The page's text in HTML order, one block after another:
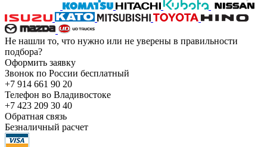
Не нашли то, что нужно или не уверены в правильности
подбора?
Оформить заявку
Звонок по России бесплатный
+7 914 661 90 20
Телефон во Владивостоке
+7 423 209 30 40
Обратная связь
Безналичный расчет